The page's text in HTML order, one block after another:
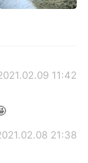
11:42
21:38